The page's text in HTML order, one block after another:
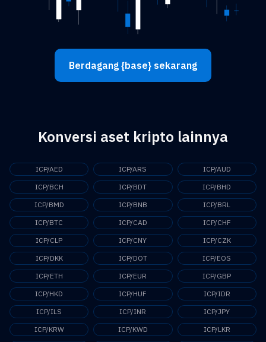
Berdagang {base} sekarang
Konversi aset kripto lainnya
ICP/AED ICP/ARS
ICP/AUD
ICP/BCH
ICP/BDT
ICP/BHD
ICP/BMD
ICP/BNB
ICP/BRL
ICP/BTC
ICP/CAD
ICP/CHF
ICP/CLP
ICP/CNY
ICP/CZK
ICP/DKK
ICP/DOT
ICP/EOS
ICP/ETH
ICP/EUR
ICP/GBP
ICP/HKD
ICP/HUF
ICP/IDR
ICP/ILS
ICP/INR
ICP/JPY
ICP/KRW
ICP/KWD
ICP/LKR